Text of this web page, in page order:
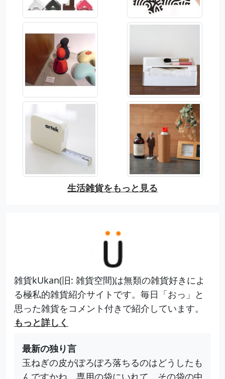
生活雑貨をもっと見る
雑貨kUkan(旧: 雑貨空間)は無類の雑貨好きによ
る極私的雑貨紹介サイトです。毎日「おっ」と
思った雑貨をコメント付きで紹介しています。
もっと詳しく
最新の独り言
玉ねぎの皮がぽろぽろ落ちるのはどうしたも
んですかね。専用の袋にいれて、その袋の中